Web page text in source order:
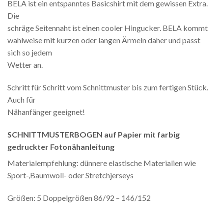
BELA ist ein entspanntes Basicshirt mit dem gewissen Extra.
Die
schräge Seitennaht ist einen cooler Hingucker. BELA kommt
wahlweise mit kurzen oder langen Ärmeln daher und passt
sich so jedem
Wetter an.
Schritt für Schritt vom Schnittmuster bis zum fertigen Stück.
Auch für
Nähanfänger geeignet!
SCHNITTMUSTERBOGEN auf Papier mit farbig
gedruckter Fotonähanleitung
Materialempfehlung: dünnere elastische Materialien wie
Sport-,Baumwoll- oder Stretchjerseys
Größen: 5 Doppelgrößen 86/92 – 146/152